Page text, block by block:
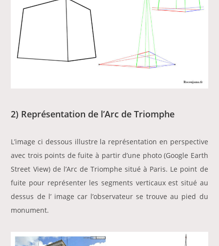
2) Représentation de l’Arc de Triomphe
L’image ci dessous illustre la représentation en perspective
avec trois points de fuite à partir d’une photo (Google Earth
Street View) de l’Arc de Triomphe situé à Paris. Le point de
fuite pour représenter les segments verticaux est situé au
dessus de l’ image car l’observateur se trouve au pied du
monument.